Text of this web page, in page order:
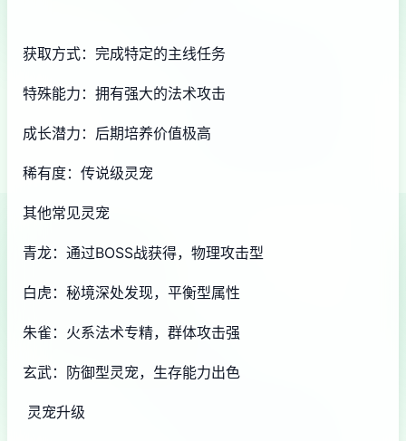
获取方式：完成特定的主线任务
特殊能力：拥有强大的法术攻击
成长潜力：后期培养价值极高
稀有度：传说级灵宠
其他常见灵宠
青龙：通过BOSS战获得，物理攻击型
白虎：秘境深处发现，平衡型属性
朱雀：火系法术专精，群体攻击强
玄武：防御型灵宠，生存能力出色
灵宠升级